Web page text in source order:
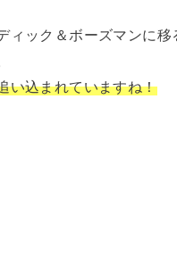
ィック＆ボーズマンに
い込まれていますね！